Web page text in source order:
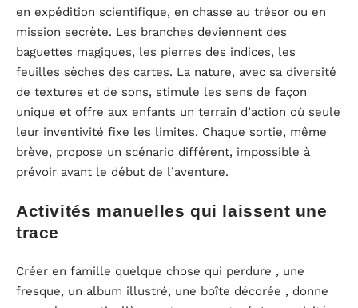
en expédition scientifique, en chasse au trésor ou en
mission secrète. Les branches deviennent des
baguettes magiques, les pierres des indices, les
feuilles sèches des cartes. La nature, avec sa diversité
de textures et de sons, stimule les sens de façon
unique et offre aux enfants un terrain d’action où seule
leur inventivité fixe les limites. Chaque sortie, même
brève, propose un scénario différent, impossible à
prévoir avant le début de l’aventure.
Activités manuelles qui laissent une
trace
Créer en famille quelque chose qui perdure , une
fresque, un album illustré, une boîte décorée , donne